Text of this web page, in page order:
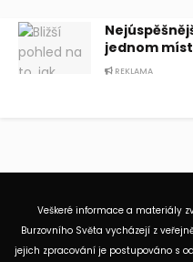
jednom
REKLAMA
Veškeré informace a materiály
Burzovního Světa vycházejí z
jejich zpracování je postupováno s